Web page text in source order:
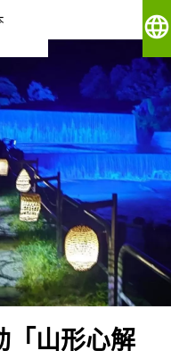
language
「山形心解